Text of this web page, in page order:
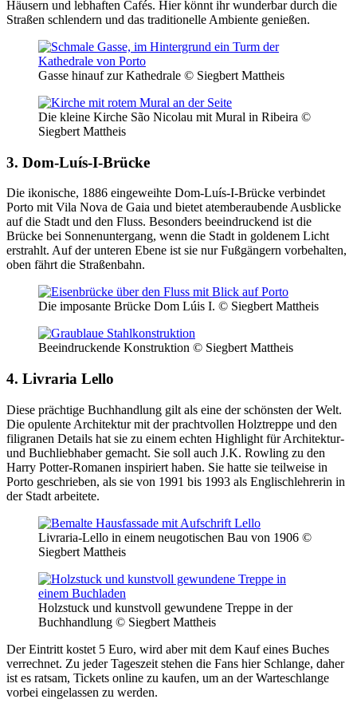
Häusern und lebhaften Cafés. Hier könnt ihr wunderbar durch die
Straßen schlendern und das traditionelle Ambiente genießen.
Gasse hinauf zur Kathedrale © Siegbert Mattheis
Die kleine Kirche São Nicolau mit Mural in Ribeira ©
Siegbert Mattheis
3. Dom-Luís-I-Brücke
Die ikonische, 1886 eingeweihte Dom-Luís-I-Brücke verbindet
Porto mit Vila Nova de Gaia und bietet atemberaubende Ausblicke
auf die Stadt und den Fluss. Besonders beeindruckend ist die
Brücke bei Sonnenuntergang, wenn die Stadt in goldenem Licht
erstrahlt. Auf der unteren Ebene ist sie nur Fußgängern vorbehalten,
oben fährt die Straßenbahn.
Die imposante Brücke Dom Lúis I. © Siegbert Mattheis
Beeindruckende Konstruktion © Siegbert Mattheis
4. Livraria Lello
Diese prächtige Buchhandlung gilt als eine der schönsten der Welt.
Die opulente Architektur mit der prachtvollen Holztreppe und den
filigranen Details hat sie zu einem echten Highlight für Architektur-
und Buchliebhaber gemacht. Sie soll auch J.K. Rowling zu den
Harry Potter-Romanen inspiriert haben. Sie hatte sie teilweise in
Porto geschrieben, als sie von 1991 bis 1993 als Englischlehrerin in
der Stadt arbeitete.
Livraria-Lello in einem neugotischen Bau von 1906 ©
Siegbert Mattheis
Holzstuck und kunstvoll gewundene Treppe in der
Buchhandlung © Siegbert Mattheis
Der Eintritt kostet 5 Euro, wird aber mit dem Kauf eines Buches
verrechnet. Zu jeder Tageszeit stehen die Fans hier Schlange, daher
ist es ratsam, Tickets online zu kaufen, um an der Warteschlange
vorbei eingelassen zu werden.